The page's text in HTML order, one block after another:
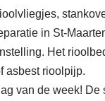
in St-
Het
asbest rioolpijp.
van de week! De